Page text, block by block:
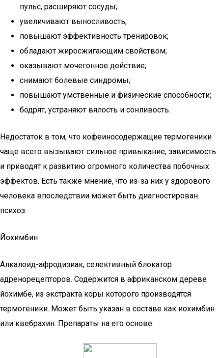
пульс, расширяют сосуды;
увеличивают выносливость;
повышают эффективность тренировок;
обладают жиросжигающим свойством;
оказывают мочегонное действие;
снимают болевые синдромы;
повышают умственные и физические способности;
бодрят, устраняют вялость и сонливость.
Недостаток в том, что кофеиносодержащие термогеники
чаще всего вызывают сильное привыкание, зависимость
и приводят к развитию огромного количества побочных
эффектов. Есть также мнение, что из-за них у здорового
человека впоследствии может быть диагностирован
психоз.
Йохимбин
Алкалоид-афродизиак, селективный блокатор
адренорецепторов. Содержится в африканском дереве
йохимбе, из экстракта коры которого производятся
термогеники. Может быть указан в составе как иохимбин
или квебрахин. Препараты на его основе: